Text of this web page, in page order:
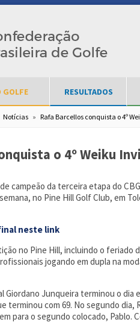
GOLFE RESULTADOS
Notícias » Rafa Barcellos conquista o 4º
o 4º Weiku
campeão da terceira etapa do
no Pine Hill Golf Club, em
neste link
no Pine Hill, incluindo o
jogando em dupla na
Giordano Junqueira terminou o dia
terminou com 69. No segundo dia,
para o segundo colocado, Pablo.